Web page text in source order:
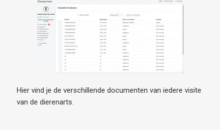
Hier vind je de verschillende documenten van iedere visite
van de dierenarts.